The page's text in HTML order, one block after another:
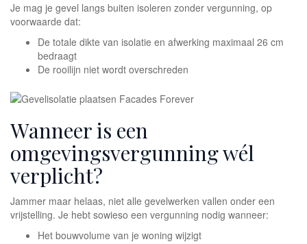
Je mag je gevel langs buiten isoleren zonder vergunning, op
voorwaarde dat:
De totale dikte van isolatie en afwerking maximaal 26 cm
bedraagt
De rooilijn niet wordt overschreden
Wanneer is een
omgevingsvergunning wél
verplicht?
Jammer maar helaas, niet alle gevelwerken vallen onder een
vrijstelling. Je hebt sowieso een vergunning nodig wanneer:
Het bouwvolume van je woning wijzigt